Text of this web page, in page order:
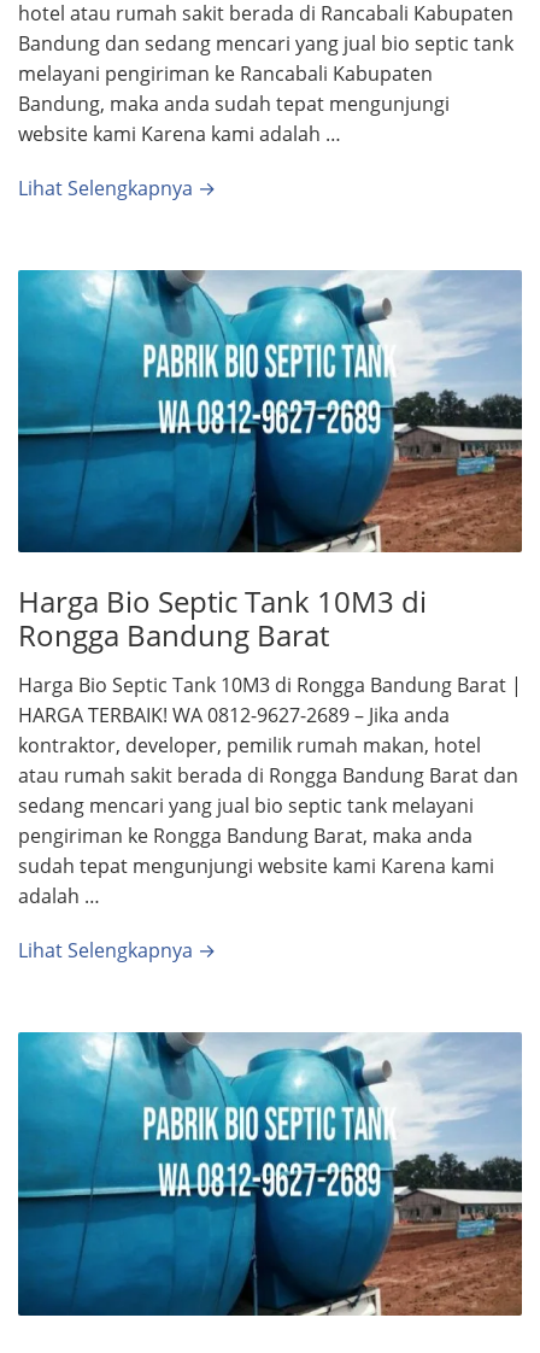
hotel atau rumah sakit berada di Rancabali Kabupaten
Bandung dan sedang mencari yang jual bio septic tank
melayani pengiriman ke Rancabali Kabupaten
Bandung, maka anda sudah tepat mengunjungi
website kami Karena kami adalah …
Lihat Selengkapnya →
Harga Bio Septic Tank 10M3 di
Rongga Bandung Barat
Harga Bio Septic Tank 10M3 di Rongga Bandung Barat |
HARGA TERBAIK! WA 0812-9627-2689 – Jika anda
kontraktor, developer, pemilik rumah makan, hotel
atau rumah sakit berada di Rongga Bandung Barat dan
sedang mencari yang jual bio septic tank melayani
pengiriman ke Rongga Bandung Barat, maka anda
sudah tepat mengunjungi website kami Karena kami
adalah …
Lihat Selengkapnya →